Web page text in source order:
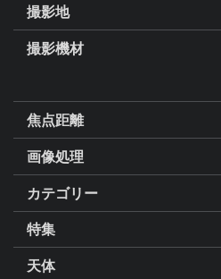
撮影地
撮影機材
焦点距離
画像処理
カテゴリー
特集
天体